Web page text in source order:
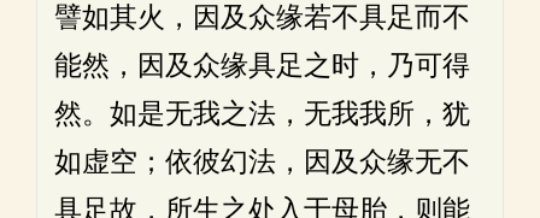
譬如其火，因及众缘若不具足而不
能然，因及众缘具足之时，乃可得
然。如是无我之法，无我我所，犹
如虚空；依彼幻法，因及众缘无不
具足故，所生之处入于母胎，则能